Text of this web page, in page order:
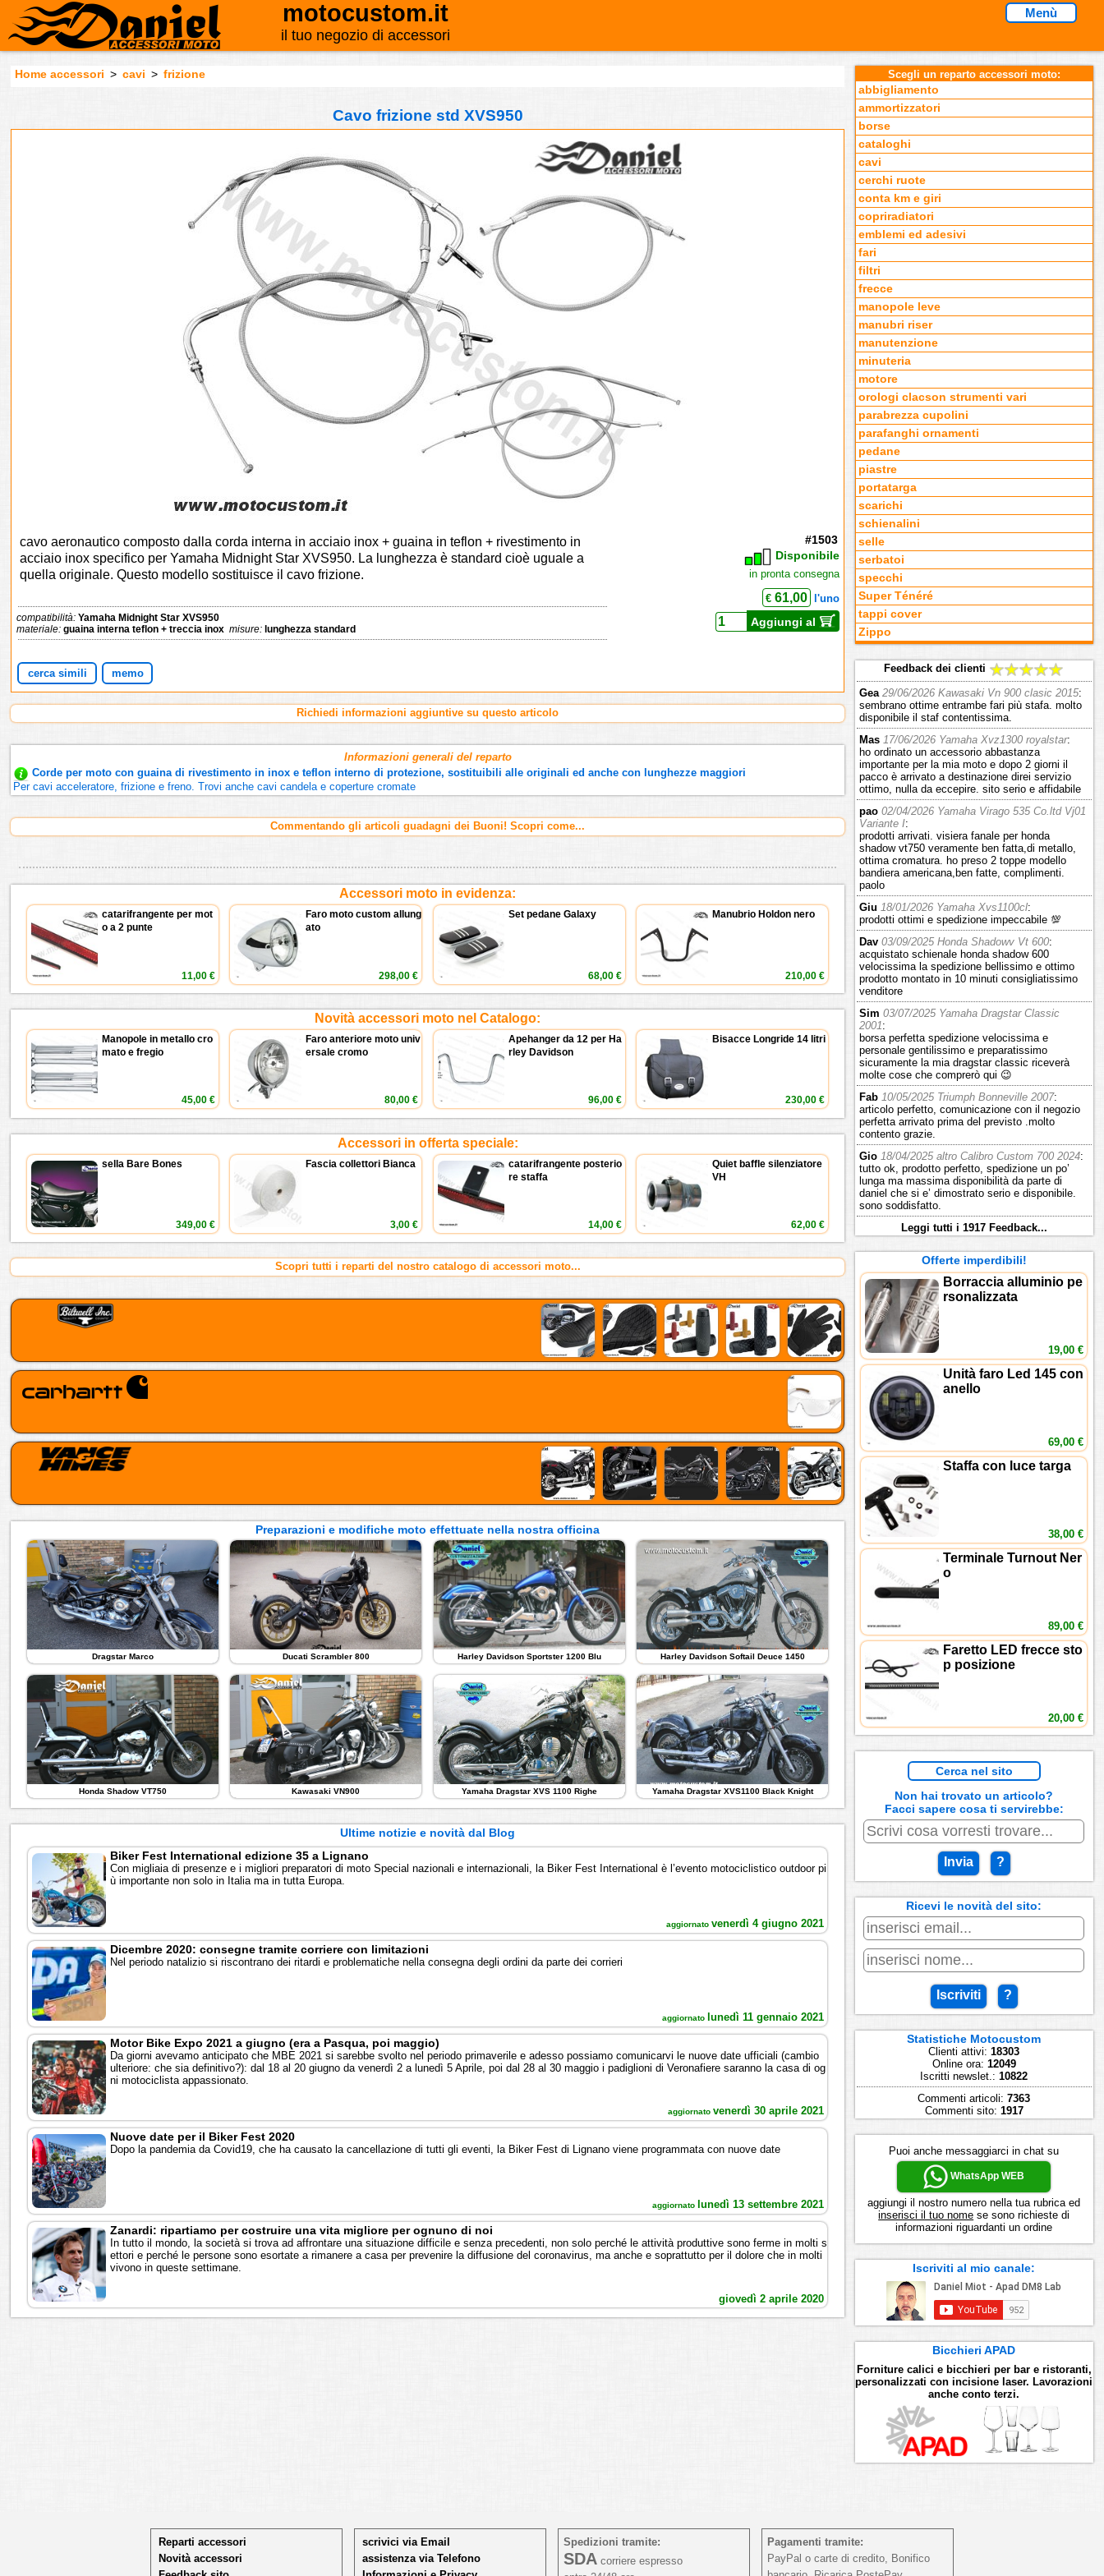
motocustom.it
il tuo negozio di accessori
Menù
Home accessori > cavi > frizione
Cavo frizione std XVS950
cavo aeronautico composto dalla corda interna in acciaio inox + guaina in teflon + rivestimento in
acciaio inox specifico per Yamaha Midnight Star XVS950. La lunghezza è standard cioè uguale a
quella originale. Questo modello sostituisce il cavo frizione.
compatibilità:Yamaha Midnight Star XVS950
materiale:guaina interna teflon + treccia inox misure: lunghezza standard
#1503
Disponibile
in pronta consegna
€61,00 l'uno
Aggiungi al
cerca simili memo
Richiedi informazioni aggiuntive su questo articolo
Informazioni generali del reparto
Corde per moto con guaina di rivestimento in inox e teflon interno di protezione, sostituibili alle originali ed anche con lunghezze maggiori
Per cavi acceleratore, frizione e freno. Trovi anche cavi candela e coperture cromate
Commentando gli articoli guadagni dei Buoni! Scopri come...
Accessori moto in evidenza:
catarifrangente per mot
o a 2 punte
11,00 €
Faro moto custom allung
ato
298,00 €
Set pedane Galaxy
68,00 €
Manubrio Holdon nero
210,00 €
Novità accessori moto nel Catalogo:
Manopole in metallo cro
mato e fregio
45,00 €
Faro anteriore moto univ
ersale cromo
80,00 €
Apehanger da 12 per Ha
rley Davidson
96,00 €
Bisacce Longride 14 litri
230,00 €
Accessori in offerta speciale:
sella Bare Bones
349,00 €
Fascia collettori Bianca
3,00 €
catarifrangente posterio
re staffa
14,00 €
Quiet baffle silenziatore
VH
62,00 €
Scopri tutti i reparti del nostro catalogo di accessori moto...
Preparazioni e modifiche moto effettuate nella nostra officina
Dragstar Marco Ducati Scrambler 800 Harley Davidson Sportster 1200 Blu Harley Davidson Softail Deuce 1450
Honda Shadow VT750 Kawasaki VN900 Yamaha Dragstar XVS 1100 Righe Yamaha Dragstar XVS1100 Black Knight
Ultime notizie e novità dal Blog
Biker Fest International edizione 35 a Lignano
Con migliaia di presenze e i migliori preparatori di moto Special nazionali e internazionali, la Biker Fest International è l’evento motociclistico outdoor pi
ù importante non solo in Italia ma in tutta Europa.
aggiornatovenerdì 4 giugno 2021
Dicembre 2020: consegne tramite corriere con limitazioni
Nel periodo natalizio si riscontrano dei ritardi e problematiche nella consegna degli ordini da parte dei corrieri
aggiornato lunedì 11 gennaio 2021
Motor Bike Expo 2021 a giugno (era a Pasqua, poi maggio)
Da giorni avevamo anticipato che MBE 2021 si sarebbe svolto nel periodo primaverile e adesso possiamo comunicarvi le nuove date ufficiali (cambio
ulteriore: che sia definitivo?): dal 18 al 20 giugno da venerdì 2 a lunedì 5 Aprile, poi dal 28 al 30 maggio i padiglioni di Veronafiere saranno la casa di og
ni motociclista appassionato.
aggiornatovenerdì 30 aprile 2021
Nuove date per il Biker Fest 2020
Dopo la pandemia da Covid19, che ha causato la cancellazione di tutti gli eventi, la Biker Fest di Lignano viene programmata con nuove date
aggiornato lunedì 13 settembre 2021
Zanardi: ripartiamo per costruire una vita migliore per ognuno di noi
In tutto il mondo, la società si trova ad affrontare una situazione difficile e senza precedenti, non solo perché le attività produttive sono ferme in molti s
ettori e perché le persone sono esortate a rimanere a casa per prevenire la diffusione del coronavirus, ma anche e soprattutto per il dolore che in molti
vivono in queste settimane.
giovedì 2 aprile 2020
Scegli un reparto accessori moto:
abbigliamento
ammortizzatori
borse
cataloghi
cavi
cerchi ruote
conta km e giri
copriradiatori
emblemi ed adesivi
fari
filtri
frecce
manopole leve
manubri riser
manutenzione
minuteria
motore
orologi clacson strumenti vari
parabrezza cupolini
parafanghi ornamenti
pedane
piastre
portatarga
scarichi
schienalini
selle
serbatoi
specchi
Super Ténéré
tappi cover
Zippo
Feedback dei clienti
Gea 29/06/2026 Kawasaki Vn 900 clasic 2015:
sembrano ottime entrambe fari più stafa. molto
disponibile il staf contentissima.
Mas 17/06/2026 Yamaha Xvz1300 royalstar:
ho ordinato un accessorio abbastanza
importante per la mia moto e dopo 2 giorni il
pacco è arrivato a destinazione direi servizio
ottimo, nulla da eccepire. sito serio e affidabile
pao 02/04/2026 Yamaha Virago 535 Co.ltd Vj01
Variante I:
prodotti arrivati. visiera fanale per honda
shadow vt750 veramente ben fatta,di metallo,
ottima cromatura. ho preso 2 toppe modello
bandiera americana,ben fatte, complimenti.
paolo
Giu 18/01/2026 Yamaha Xvs1100cl:
prodotti ottimi e spedizione impeccabile 💯
Dav 03/09/2025 Honda Shadowv Vt 600:
acquistato schienale honda shadow 600
velocissima la spedizione bellissimo e ottimo
prodotto montato in 10 minuti consigliatissimo
venditore
Sim 03/07/2025 Yamaha Dragstar Classic
2001:
borsa perfetta spedizione velocissima e
personale gentilissimo e preparatissimo
sicuramente la mia dragstar classic riceverà
molte cose che comprerò qui 😉
Fab 10/05/2025 Triumph Bonneville 2007:
articolo perfetto, comunicazione con il negozio
perfetta arrivato prima del previsto .molto
contento grazie.
Gio 18/04/2025 altro Calibro Custom 700 2024:
tutto ok, prodotto perfetto, spedizione un po’
lunga ma massima disponibilità da parte di
daniel che si e’ dimostrato serio e disponibile.
sono soddisfatto.
Leggi tutti i 1917 Feedback...
Offerte imperdibili!
Borraccia alluminio pe
rsonalizzata
19,00 €
Unità faro Led 145 con
anello
69,00 €
Staffa con luce targa
38,00 €
Terminale Turnout Ner
o
89,00 €
Faretto LED frecce sto
p posizione
20,00 €
Cerca nel sito
Non hai trovato un articolo?
Facci sapere cosa ti servirebbe:
Invia ?
Ricevi le novità del sito:
Iscriviti ?
Statistiche Motocustom
Clienti attivi:18303
Online ora: 12049
Iscritti newslet.:10822
Commenti articoli:7363
Commenti sito: 1917
Puoi anche messaggiarci in chat su
WhatsApp WEB
aggiungi il nostro numero nella tua rubrica ed
inserisci il tuo nome se sono richieste di
informazioni riguardanti un ordine
Iscriviti al mio canale:
Bicchieri APAD
Forniture calici e bicchieri per bar e ristoranti,
personalizzati con incisione laser. Lavorazioni
anche conto terzi.
Reparti accessori
Novità accessori
scrivici via Email
assistenza via Telefono
Spedizioni tramite:
SDA corriere espresso
Pagamenti tramite:
PayPal o carte di credito, Bonifico